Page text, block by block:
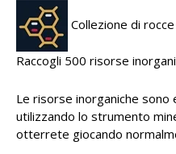
Collezione di rocce
Raccogli 500 risorse
Le risorse inorganiche sono
utilizzando lo strumento
otterrete giocando